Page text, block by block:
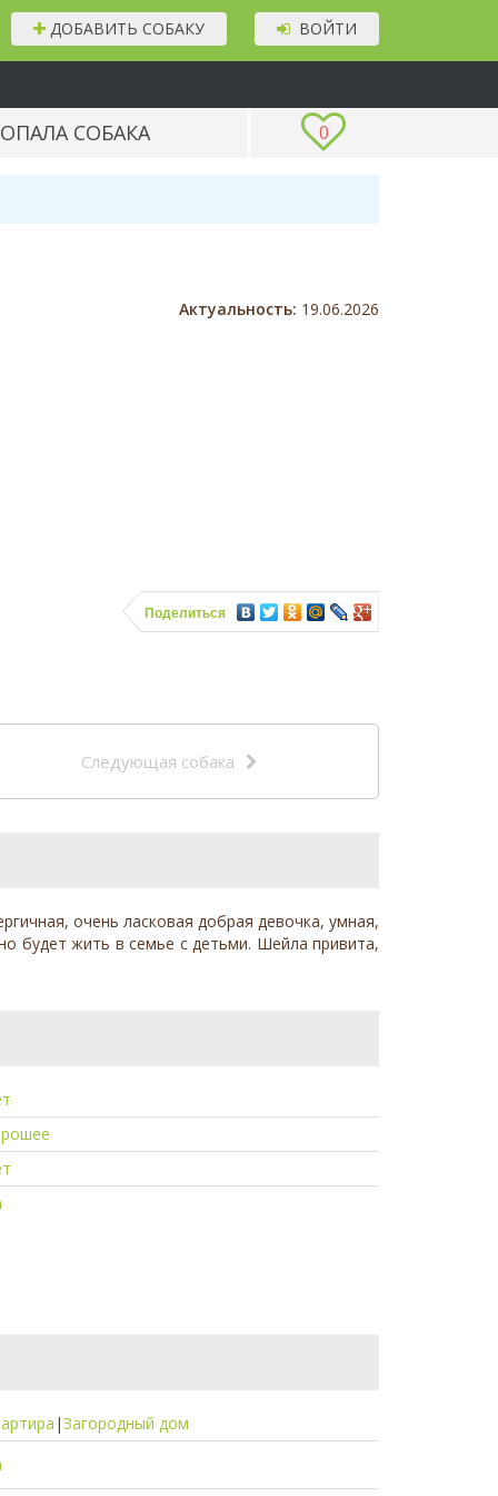
ВОЙТИ
ДОБАВИТЬ СОБАКУ
0
СОБАКА
Актуальность: 19.06.2026
Поделиться
Следующая собака
очень ласковая добрая девочка, умная,
будет жить в семье с детьми. Шейла привита,
|Загородный дом